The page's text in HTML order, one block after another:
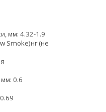
мм: 4.32-1.9
Smoke)нг (не
0.6